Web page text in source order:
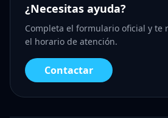
¿Necesitas ayuda?
Completa el formulario oficial y te
el horario de atención.
Contactar